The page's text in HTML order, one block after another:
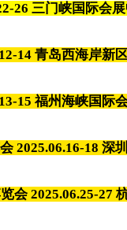
26 三门峡国际会
14 青岛西海岸新
15 福州海峡国际
2025.06.16-18 深
会 2025.06.25-27